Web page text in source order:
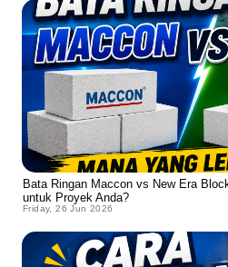
Bata Ringan Maccon vs New Era
untuk Proyek Anda?
Friday, 26 Jun 2026